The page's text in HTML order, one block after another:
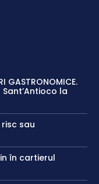
GASTRONOMICE.
la
sau
în cartierul